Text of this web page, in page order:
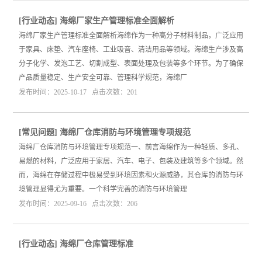
[行业动态]海绵厂家生产管理标准全面解析
海绵厂家生产管理标准全面解析海绵作为一种高分子材料制品，广泛应用
于家具、床垫、汽车座椅、工业吸音、清洁用品等领域。海绵生产涉及高
分子化学、发泡工艺、切割成型、表面处理及包装等多个环节。为了确保
产品质量稳定、生产安全可靠、管理科学规范，海绵厂
发布时间：2025-10-17 点击次数：201
[常见问题]海绵厂仓库消防与环境管理专项规范
海绵厂仓库消防与环境管理专项规范一、前言海绵作为一种轻质、多孔、
易燃的材料，广泛应用于家居、汽车、电子、包装及建筑等多个领域。然
而，海绵在存储过程中极易受到环境因素和火源威胁，其仓库的消防与环
境管理显得尤为重要。一个科学完善的消防与环境管理
发布时间：2025-09-16 点击次数：206
[行业动态]海绵厂仓库管理标准